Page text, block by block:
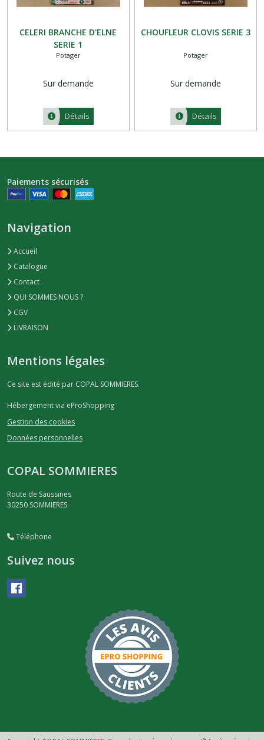
CELERI BRANCHE D'ELNE
SERIE 1
Potager
Sur demande
Détails
CHOUFLEUR CLOVIS SERIE 3
Potager
Sur demande
Détails
Paiements sécurisés
Navigation
Accueil
Catalogue
Contact
QUI SOMMES NOUS ?
CGV
LIVRAISON
Mentions légales
Ce site est édité par COPAL SOMMIERES.
Hébergement via eProShopping
Gestion des cookies
Données personnelles
COPAL SOMMIERES
Route de Saussines
30250 SOMMIERES
Téléphone
Suivez nous